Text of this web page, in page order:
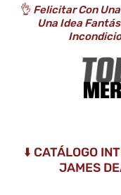
👌 Felicitar Con
Una Idea
⬇️ CATÁLOGO
JAMES